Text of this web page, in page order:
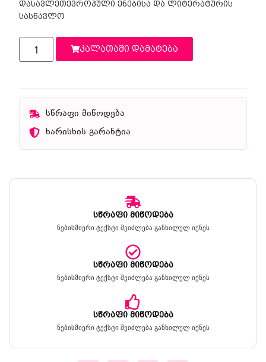
დასავლეთევროპული ენებისა და ლიტერატურის
სასწავლო
კალათაში დამატება
სწრაფი მიწოდება
ხარისხის გარანტია
სწრაფი მიწოდება
ნებისმიერი ტექსტი შეიძლება განხილულ იქნეს
სწრაფი მიწოდება
ნებისმიერი ტექსტი შეიძლება განხილულ იქნეს
სწრაფი მიწოდება
ნებისმიერი ტექსტი შეიძლება განხილულ იქნეს